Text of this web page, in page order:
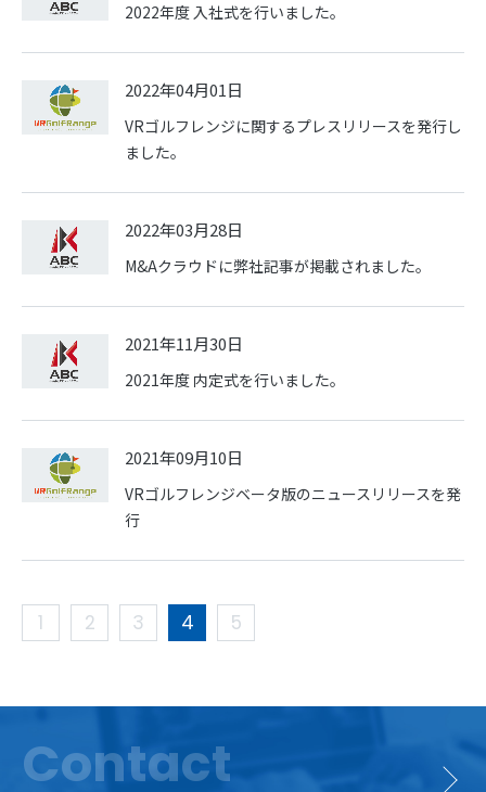
2022年度 入社式を行いました。
2022年04月01日
VRゴルフレンジに関するプレスリリースを発行し
ました。
2022年03月28日
M&Aクラウドに弊社記事が掲載されました。
2021年11月30日
2021年度 内定式を行いました。
2021年09月10日
VRゴルフレンジベータ版のニュースリリースを発
行
1 2 3 4 5
Contact